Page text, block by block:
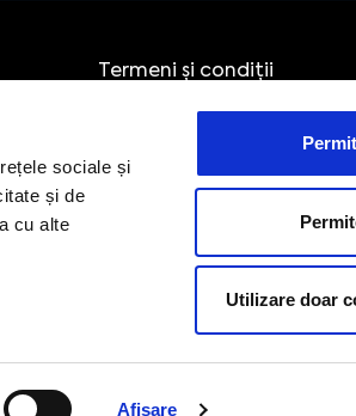
sociale și
și de
cu alte
Afişare
Utilizare doar
Termeni și condiții
Politica de retur
Suport tehnic
support@edus.ro
0756 015 634 (Telefonic)
0747 281 571 (WhatsApp)